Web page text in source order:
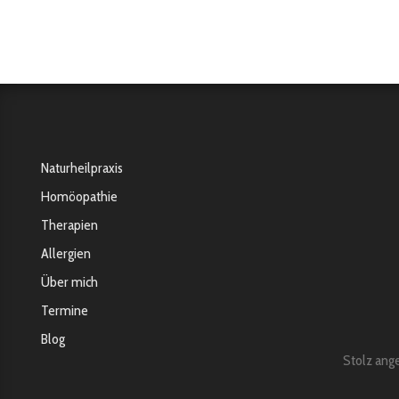
Naturheilpraxis
Homöopathie
Therapien
Allergien
Über mich
Termine
Blog
Stolz